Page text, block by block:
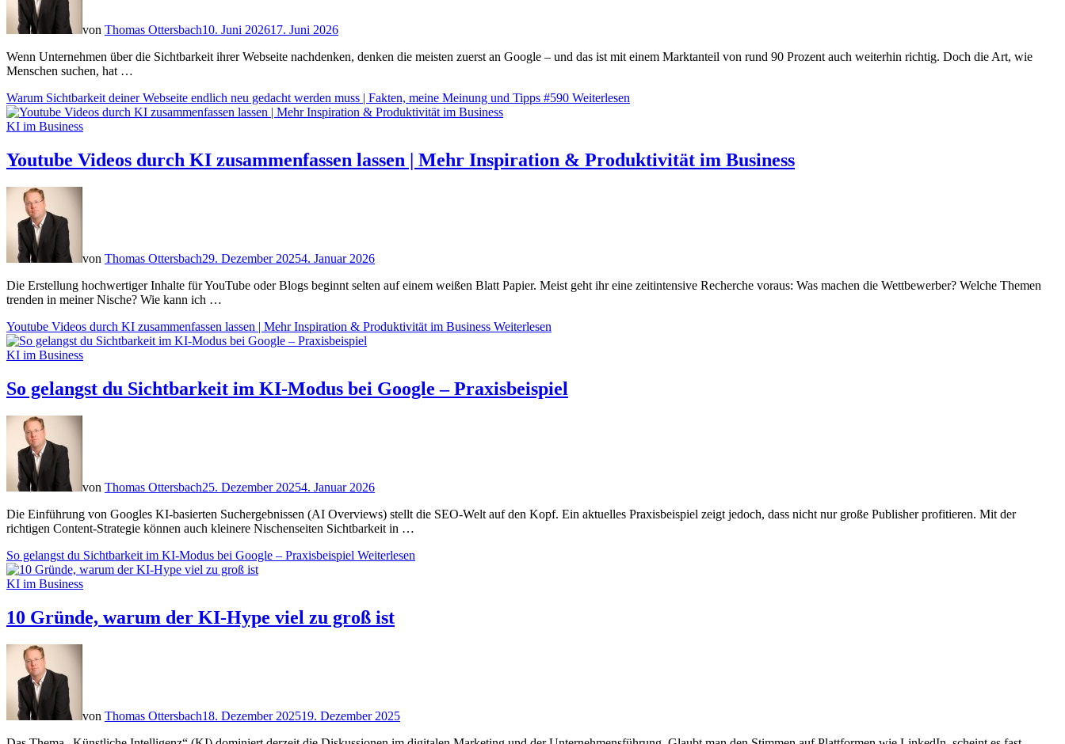
von Thomas Ottersbach10. Juni 202617. Juni 2026
Wenn Unternehmen über die Sichtbarkeit ihrer Webseite nachdenken, denken die meisten zuerst an Google – und das ist mit einem Marktanteil von rund 90 Prozent auch weiterhin richtig. Doch die Art, wie
Menschen suchen, hat …
Warum Sichtbarkeit deiner Webseite endlich neu gedacht werden muss | Fakten, meine Meinung und Tipps #590 Weiterlesen
KI im Business
Youtube Videos durch KI zusammenfassen lassen | Mehr Inspiration & Produktivität im Business
von Thomas Ottersbach29. Dezember 20254. Januar 2026
Die Erstellung hochwertiger Inhalte für YouTube oder Blogs beginnt selten auf einem weißen Blatt Papier. Meist geht ihr eine zeitintensive Recherche voraus: Was machen die Wettbewerber? Welche Themen
trenden in meiner Nische? Wie kann ich …
Youtube Videos durch KI zusammenfassen lassen | Mehr Inspiration & Produktivität im Business Weiterlesen
KI im Business
So gelangst du Sichtbarkeit im KI-Modus bei Google – Praxisbeispiel
von Thomas Ottersbach25. Dezember 20254. Januar 2026
Die Einführung von Googles KI-basierten Suchergebnissen (AI Overviews) stellt die SEO-Welt auf den Kopf. Ein aktuelles Praxisbeispiel zeigt jedoch, dass nicht nur große Publisher profitieren. Mit der
richtigen Content-Strategie können auch kleinere Nischenseiten Sichtbarkeit in …
So gelangst du Sichtbarkeit im KI-Modus bei Google – Praxisbeispiel Weiterlesen
KI im Business
10 Gründe, warum der KI-Hype viel zu groß ist
von Thomas Ottersbach18. Dezember 202519. Dezember 2025